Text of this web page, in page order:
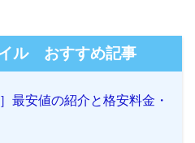
ル おすすめ記事
最安値の紹介と格安料金・